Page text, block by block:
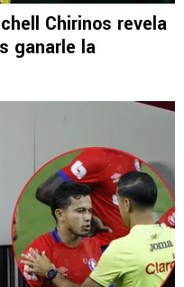
Chirinos revela
ganarle la